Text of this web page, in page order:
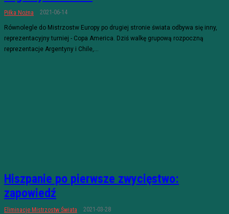
Piłka Nożna 2021-06-14
Równolegle do Mistrzostw Europy po drugiej stronie świata odbywa się inny,
reprezentacyjny turniej - Copa America. Dziś walkę grupową rozpoczną
reprezentacje Argentyny i Chile,...
Hiszpanie po pierwsze zwycięstwo:
zapowiedź
Eliminacje Mistrzostw Świata 2021-03-28